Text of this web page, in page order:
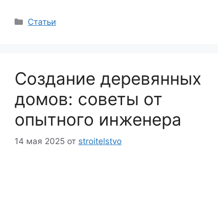
Рубрики
Статьи
Создание деревянных
домов: советы от
опытного инженера
14 мая 2025 от stroitelstvo